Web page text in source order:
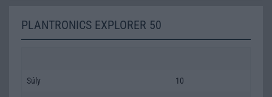
PLANTRONICS EXPLORER 50
Súly 10